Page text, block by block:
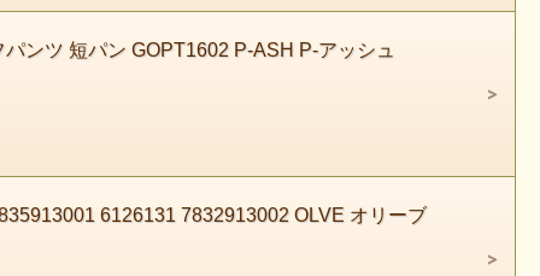
ンツ 短パン GOPT1602 P-ASH P-アッシュ
6126131 7832913002 OLVE オリーブ